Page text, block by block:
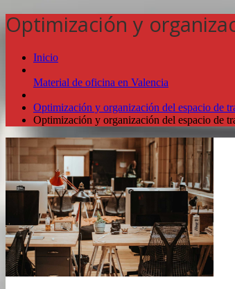
Optimización y
Inicio
Material de oficina en Valencia
Optimización y organización del espacio de
Optimización y organización del espacio de